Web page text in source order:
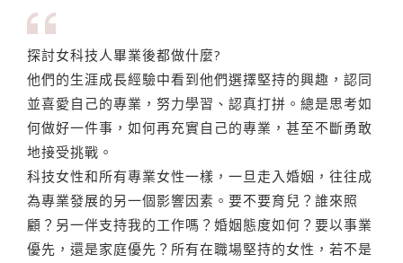
探討女科技人畢業後都做什麼?
他們的生涯成長經驗中看到他們選擇堅持的興趣，認同
並喜愛自己的專業，努力學習、認真打拼。總是思考如
何做好一件事，如何再充實自己的專業，甚至不斷勇敢
地接受挑戰。
科技女性和所有專業女性一樣，一旦走入婚姻，往往成
為專業發展的另一個影響因素。要不要育兒？誰來照
顧？另一伴支持我的工作嗎？婚姻態度如何？要以事業
優先，還是家庭優先？所有在職場堅持的女性，若不是